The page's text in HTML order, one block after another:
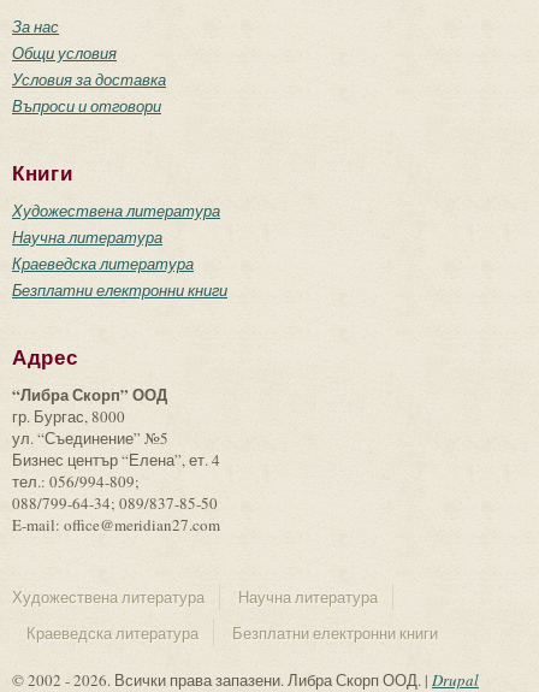
За нас
Общи условия
Условия за доставка
Въпроси и отговори
Книги
Художествена литература
Научна литература
Краеведска литература
Безплатни електронни книги
Адрес
“Либра Скорп” ООД
гр. Бургас, 8000
ул. “Съединение” №5
Бизнес център “Елена”, ет. 4
тел.: 056/994-809;
088/799-64-34; 089/837-85-50
E-mail: office@meridian27.com
Художествена литература
Научна литература
Краеведска литература
Безплатни електронни книги
© 2002 - 2026. Всички права запазени. Либра Скорп ООД. | Drupal